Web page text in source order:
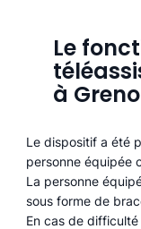
Le
à
Le dispositif a été
personne équipée
La personne
sous forme de
En cas de difficulté